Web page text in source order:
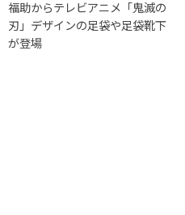
福助からテレビアニメ「鬼滅の
刃」デザインの足袋や足袋靴下
が登場